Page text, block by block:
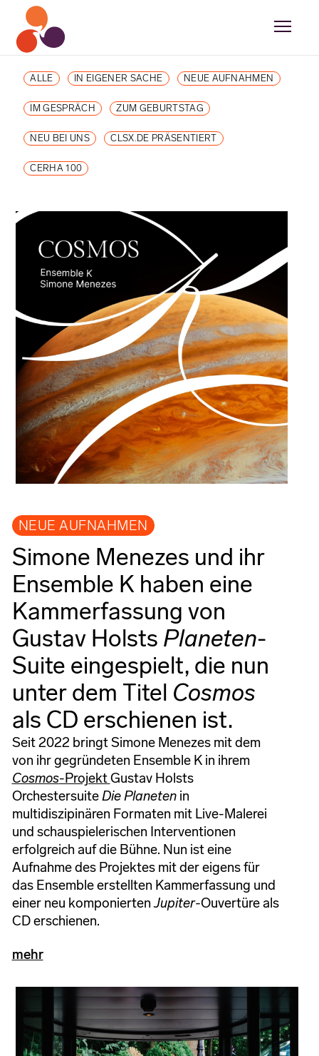
ALLE IN EIGENER SACHE NEUE AUFNAHMEN
IM GESPRÄCH ZUM GEBURTSTAG
NEU BEI UNS CLSX.DE PRÄSENTIERT
CERHA 100
NEUE AUFNAHMEN
Simone Menezes und ihr
Ensemble K haben eine
Kammerfassung von
Gustav Holsts Planeten-
Suite eingespielt, die nun
unter dem Titel Cosmos
als CD erschienen ist.
Seit 2022 bringt Simone Menezes mit dem
von ihr gegründeten Ensemble K in ihrem
Cosmos-ProjektGustav Holsts
Orchestersuite Die Planetenin
multidiszipinären Formaten mit Live-Malerei
und schauspielerischen Interventionen
erfolgreich auf die Bühne. Nun ist eine
Aufnahme des Projektes mit der eigens für
das Ensemble erstellten Kammerfassung und
einer neu komponiertenJupiter-Ouvertüre als
CD erschienen.
mehr